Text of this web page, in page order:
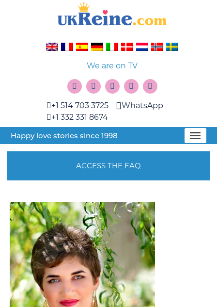
We are on TV
+1 514 703 3725
+1 332 331 8674
WhatsApp
Happy love stories since 1998
ACCESS THE FAQ